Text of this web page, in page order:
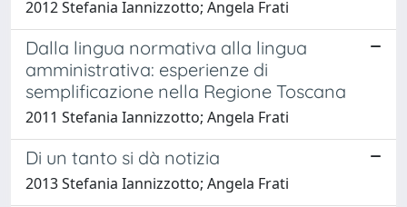
2012 Stefania Iannizzotto; Angela Frati
Dalla lingua normativa alla lingua
amministrativa: esperienze di
semplificazione nella Regione Toscana
2011 Stefania Iannizzotto; Angela Frati
Di un tanto si dà notizia
2013 Stefania Iannizzotto; Angela Frati